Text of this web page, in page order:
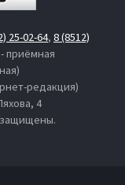
25-02-64, 8 (8512)
- приёмная
редакция)
4
защищены.